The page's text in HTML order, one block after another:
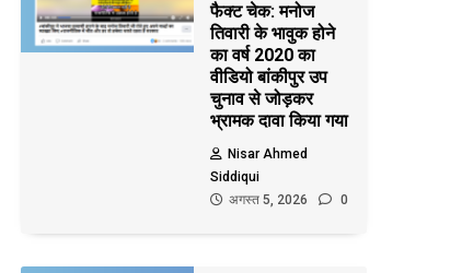
फैक्ट चेक: मनोज
तिवारी के भावुक होने
का वर्ष 2020 का
वीडियो बांकीपुर उप
चुनाव से जोड़कर
भ्रामक दावा किया गया
Nisar Ahmed
Siddiqui
अगस्त 5, 2026
0